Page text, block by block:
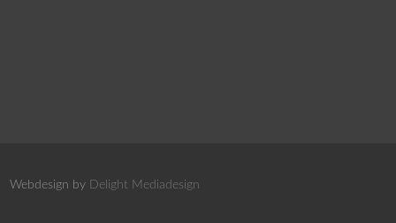
Webdesign by Delight Mediadesign